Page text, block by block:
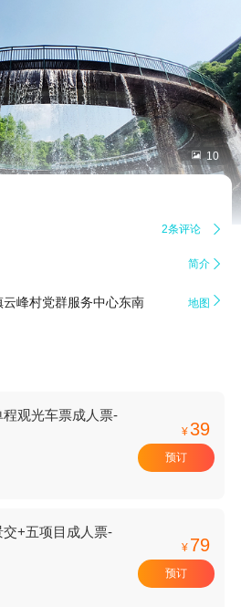
 10
2条评论 
简介 
峰村党群服务中心东南 地图 
观光车票成人票-
¥39
预订
+五项目成人票-
¥ 79
预订